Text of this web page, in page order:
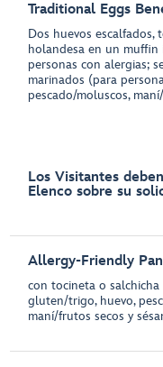
Traditional Eggs
Dos huevos escalfados,
holandesa en un
personas con alergias;
marinados (para
pescado/moluscos,
Los Visitantes
Elenco sobre su
Allergy-Friendly
con tocineta o
gluten/trigo, huevo,
maní/frutos secos y